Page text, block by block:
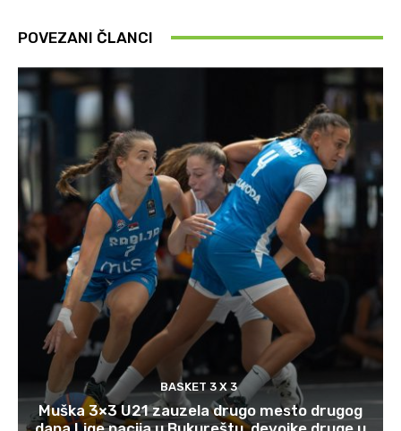
POVEZANI ČLANCI
BASKET 3 X 3
Muška 3×3 U21 zauzela drugo mesto drugog